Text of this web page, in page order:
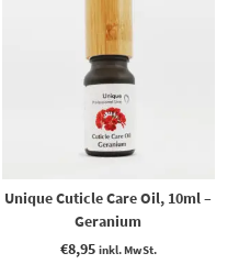
Unique Cuticle Care Oil, 10ml –
Geranium
€8,95 inkl. MwSt.